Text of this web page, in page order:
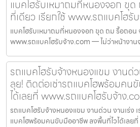
แบคโฮรับเหมาถมที่หนองจอก ขุด
ที่เดียว เรียกใช้ www.รถแบคโฮรั
แบคโฮรับเหมาถมที่หนองจอก ขุด ถม รื้อถอน
www.รถแบคโฮรับจ้าง.com — ไม่ว่าหน้างาน
รถแบคโฮรับจ้างหนองแขม งานด่ว
ลุย! ติดต่อเช่ารถแบคโฮพร้อมคน
ได้เลยที่ www.รถแบคโฮรับจ้าง
รถแบคโฮรับจ้างหนองแขม งานด่วน งานเร่ง
แบคโฮพร้อมคนขับมืออาชีพ ลงพื้นที่ไวได้เลย